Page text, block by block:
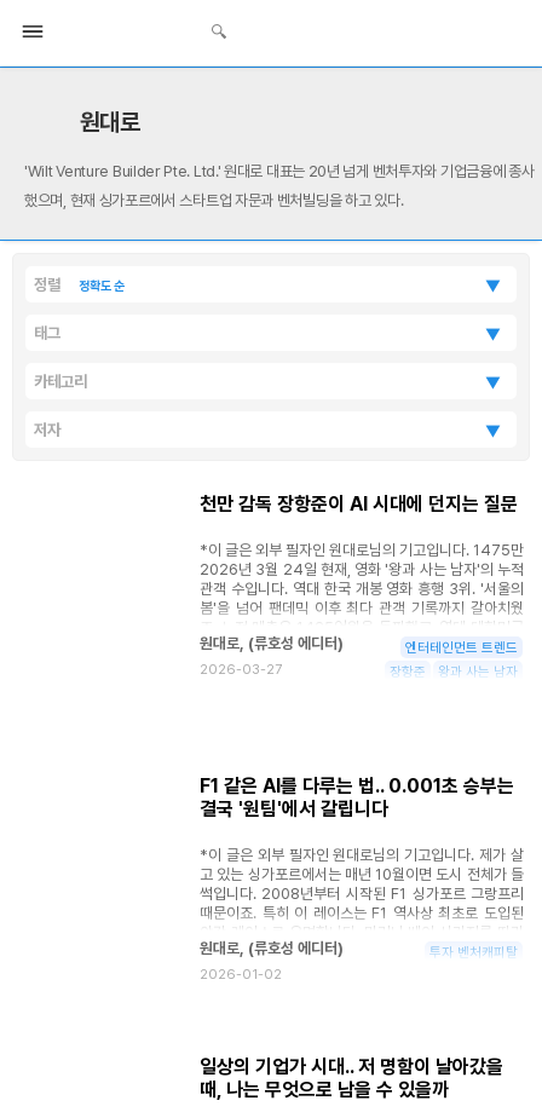
원대로
'Wilt Venture Builder Pte. Ltd.' 원대로 대표는 20년 넘게 벤처투자와 기업금융에 종사
했으며, 현재 싱가포르에서 스타트업 자문과 벤처빌딩을 하고 있다.
정렬 정확도 순 ▼
태그 ▼
카테고리 ▼
저자 ▼
천만 감독 장항준이 AI 시대에 던지는 질문
*이 글은 외부 필자인 원대로님의 기고입니다. 1475만
2026년 3월 24일 현재, 영화 '왕과 사는 남자'의 누적
관객 수입니다. 역대 한국 개봉 영화 흥행 3위. '서울의
봄'을 넘어 팬데믹 이후 최다 관객 기록까지 갈아치웠
죠. 누적 매출은 1425억원을 돌파했고, 역대 대한민국
개봉 영화 중 매출 1위 (기존 '극한직업' 1396억원)입
니다. 제작비 105억 원의 '중예산' 사극이 이 정도 흥행
능에서의 존재감이 훨씬 컸으니까요. 그런데 이 사람이
천만을 찍었습니다. 그것도 CG 논란까지 겪으면서. 관
객들은 호랑이가 좀 어색해도 극장을 찾았고, 한 번 본
게 만든 걸까요. "다시 태어나도 장항준으로 태어나고
싶다" 영화 흥행과 함께 덩달아 역주행한 것들이 있습니
다. 장항준 감독의 과거 예능 영상들, 그리고 아내 김은
희 작가와의 에피소드들. 유튜브 쇼츠에서 이 부부의 영
상이 돌기 시작하면서, 특히 20~30대 사이에서 "인생
은 장항준처럼"이라는 밈이 다시 퍼졌습니다. 이게 단순
한 밈이 아닙니다. 장항준은 자기가 대단한 사람이 아니
원대로, (류호성 에디터)
2026-03-27
엔터테인먼트 트렌드
장항준
왕과 사는 남자
F1 같은 AI를 다루는 법.. 0.001초 승부는
결국 '원팀'에서 갈립니다
*이 글은 외부 필자인 원대로님의 기고입니다. 제가 살
고 있는 싱가포르에서는 매년 10월이면 도시 전체가 들
썩입니다. 2008년부터 시작된 F1 싱가포르 그랑프리
때문이죠. 특히 이 레이스는 F1 역사상 최초로 도입된
야간 레이스로 유명합니다. 마리나 베이 시가지를 따라
펼쳐진 4.94km 서킷을 1500여 개의 조명등이 대낮
처럼 밝히는 가운데, 시속 300km가 넘는 F1 머신들이
곧바로 벽과의 충돌로 이어지는 만큼, '집중력'과 '팀워
크'가 그 어느 트랙보다 중요합니다. F1, 즉 포뮬러 원
원대로, (류호성 에디터)
2026-01-02
투자 벤처캐피탈
일상의 기업가 시대.. 저 명함이 날아갔을
때, 나는 무엇으로 남을 수 있을까